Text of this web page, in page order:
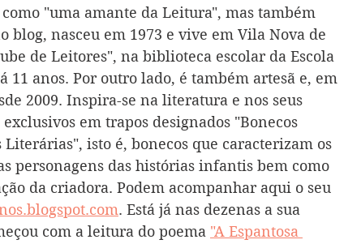
"uma amante da Leitura", mas também
blog, nasceu em 1973 e vive em Vila Nova de
de Leitores", na biblioteca escolar da Escola
11 anos. Por outro lado, é também artesã e, em
2009. Inspira-se na literatura e nos seus
em trapos designados "Bonecos
isto é, bonecos que caracterizam os
personagens das histórias infantis bem como
da criadora. Podem acompanhar aqui o seu
. Está já nas dezenas a sua
com a leitura do poema "A Espantosa